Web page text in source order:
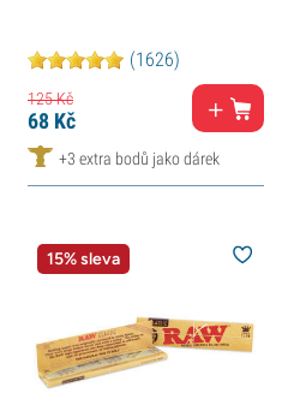
(1626)
125Kč
68 Kč
+3 extra bodů jako dárek
15% sleva